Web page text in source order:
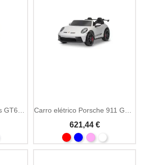
Carro Elétrico Mercedes GT63 AMG 24V 4x4 Biplaza Carro elétrico Porsche 911 GT3 24V 4x4 2 lugares
621,44 €